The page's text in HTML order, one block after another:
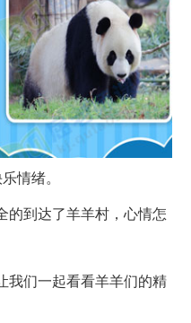
情绪。
到达了羊羊村，心情怎
们一起看看羊羊们的精